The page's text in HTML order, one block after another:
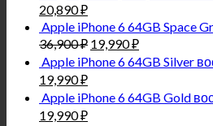
20,890₽
Apple iPhone 6 64GB Space
36,900₽ 19,990₽
Apple iPhone 6 64GB Silver
19,990₽
Apple iPhone 6 64GB Gold
19,990₽